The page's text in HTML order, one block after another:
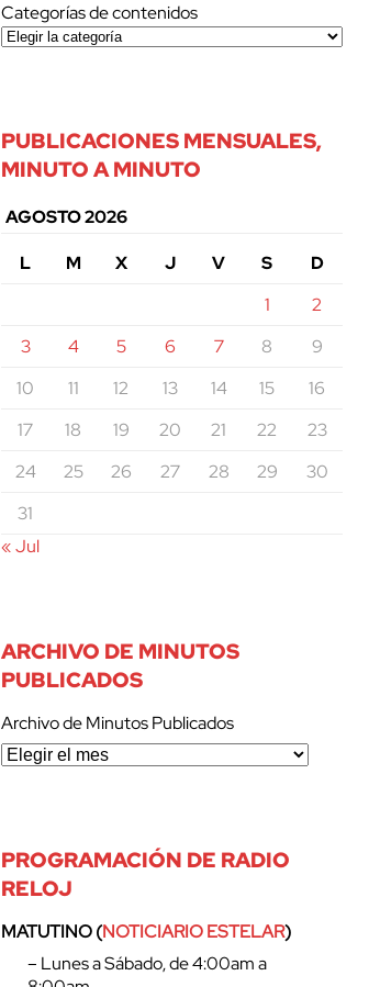
Categorías de contenidos
PUBLICACIONES MENSUALES,
MINUTO A MINUTO
AGOSTO 2026
L
M X J V S
D
1
2
3
4 5 6 7 8
9
10
11 12 13 14 15
16
17
18 19 20 21 22
23
24
25 26 27 28 29
30
31
« Jul
ARCHIVO DE MINUTOS
PUBLICADOS
Archivo de Minutos Publicados
PROGRAMACIÓN DE RADIO
RELOJ
MATUTINO (NOTICIARIO ESTELAR)
– Lunes a Sábado, de 4:00am a